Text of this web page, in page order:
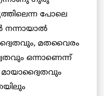
പോലെ
നന്നായാല്‍
മതവൈരം
ഒന്നാണെന്ന്